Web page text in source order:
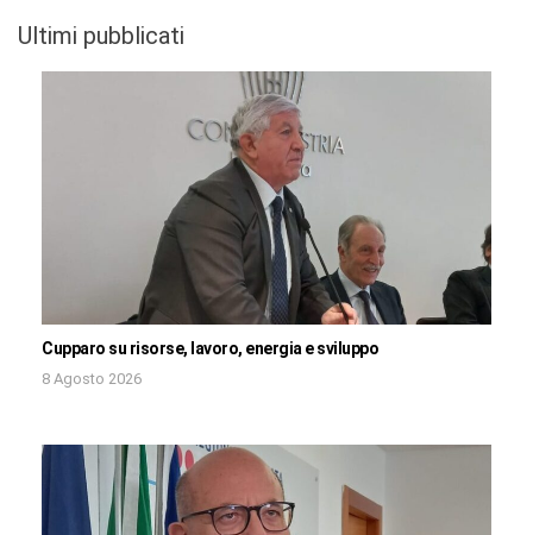
Ultimi pubblicati
Cupparo su risorse, lavoro, energia e sviluppo
8 Agosto 2026